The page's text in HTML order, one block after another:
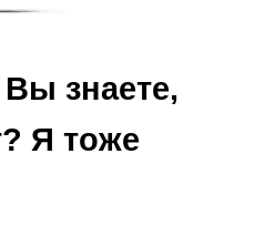
знаете,
Я тоже